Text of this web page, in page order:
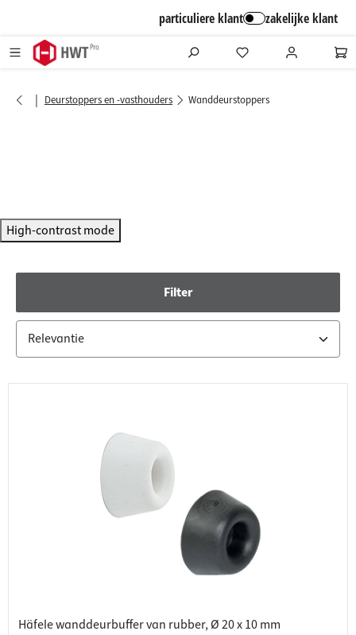
particuliere klant zakelijke klant
| Deurstoppers en -vasthouders Wanddeurstoppers
High-contrast mode
Filter
Häfele wanddeurbuffer van rubber, Ø 20 x 10 mm